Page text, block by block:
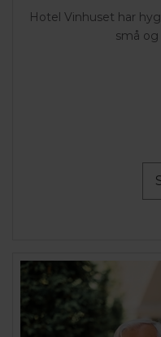
Hotel Vinhuset har
små og